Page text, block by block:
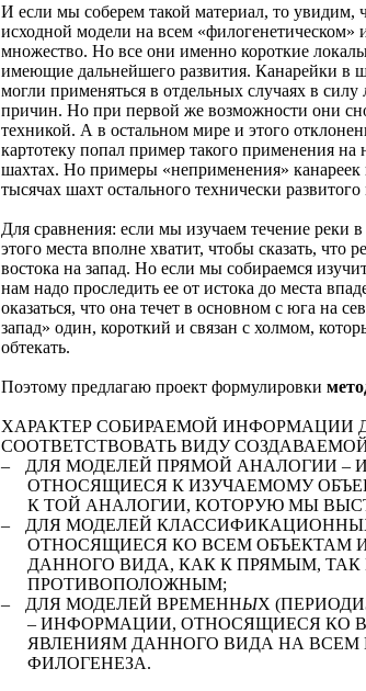
И если мы соберем такой материал, то увидим,
исходной модели на всем «филогенетическом»
множество. Но все они именно короткие
имеющие дальнейшего развития. Канарейки в
могли применяться в отдельных случаях в
причин. Но при первой же возможности они
техникой. А в остальном мире и этого
картотеку попал пример такого применения на
шахтах. Но примеры «неприменения» канареек
тысячах шахт остального технически
Для сравнения: если мы изучаем течение реки
этого места вполне хватит, чтобы сказать, что
востока на запад. Но если мы собираемся
нам надо проследить ее от истока до места
оказаться, что она течет в основном с юга на
запад» один, короткий и связан с холмом,
обтекать.
Поэтому предлагаю проект формулировки
ХАРАКТЕР СОБИРАЕМОЙ ИНФОРМАЦИИ
СООТВЕТСТВОВАТЬ ВИДУ
–
ДЛЯ МОДЕЛЕЙ ПРЯМОЙ АНАЛОГИИ –
ОТНОСЯЩИЕСЯ К ИЗУЧАЕМОМУ
К ТОЙ АНАЛОГИИ, КОТОРУЮ МЫ
–
ДЛЯ МОДЕЛЕЙ
ОТНОСЯЩИЕСЯ КО ВСЕМ ОБЪЕКТАМ
ДАННОГО ВИДА, КАК К ПРЯМЫМ, ТАК
ПРОТИВОПОЛОЖНЫМ;
–
ДЛЯ МОДЕЛЕЙ ВРЕМЕННЫХ
– ИНФОРМАЦИИ, ОТНОСЯЩИЕСЯ КО
ЯВЛЕНИЯМ ДАННОГО ВИДА НА ВСЕМ
ФИЛОГЕНЕЗА.